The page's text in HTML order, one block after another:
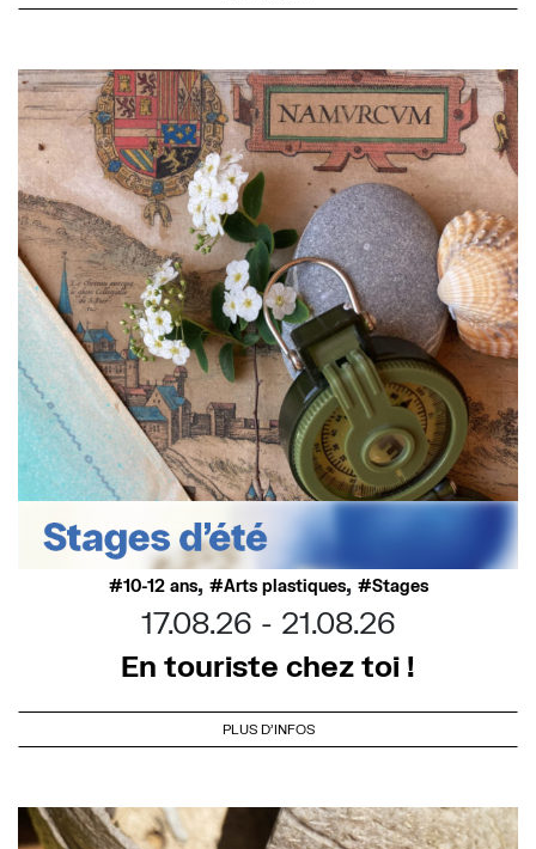
10-12 ans, Arts plastiques, Stages
17.08.26
21.08.26
En touriste chez toi !
PLUS D'INFOS